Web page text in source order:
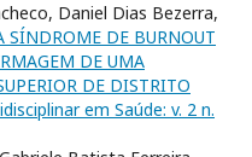
Daniel Dias Bezerra,
SÍNDROME DE BURNOUT
DE UMA
DE DISTRITO
em Saúde: v. 2 n.